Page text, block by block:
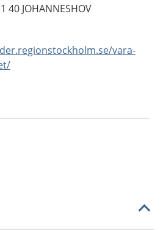
40 JOHANNESHOV
vara-